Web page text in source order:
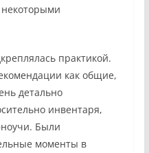
практикой.
как общие,
детально
инвентаря,
Были
моменты в